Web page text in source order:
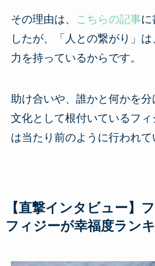
その理由は、 こちらの記事に
したが、「人との繋がり」
力を持っているからです。
助け合いや、誰かと何かを
文化として根付いているフ
は当たり前のように行われて
【直撃インタビュー】
フィジーが幸福度ラン